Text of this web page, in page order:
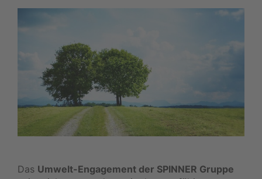
Das Umwelt-Engagement der SPINNER Gruppe